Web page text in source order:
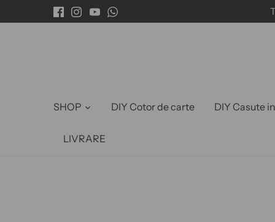
la
SHOP DIY Cotor de carte DIY Casute
LIVRARE